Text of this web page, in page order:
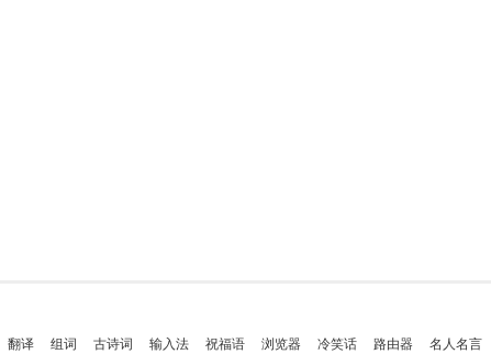
翻译 组词 古诗词 输入法 祝福语 浏览器 冷笑话 路由器 名人名言